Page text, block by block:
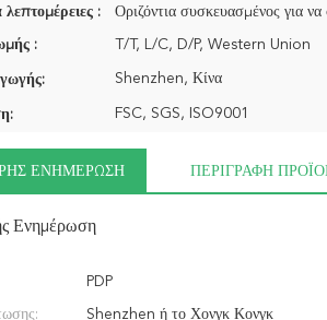
:
: T/T, L/C, D/P, Western Union
Shenzhen, Κίνα
FSC, SGS, ISO9001
ΕΝΗΜΈΡΩΣΗ ΠΕΡΙΓΡΑΦΉ
Ενημέρωση
PDP
Shenzhen ή το Χονγκ Κονγκ